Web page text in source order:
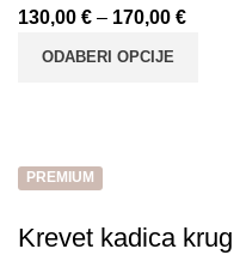
130,00 € – 170,00 €
ODABERI OPCIJE
PREMIUM
Krevet kadica krug